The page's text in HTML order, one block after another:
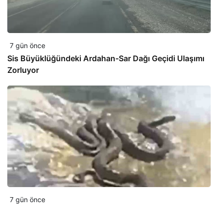
7 gün önce
Sis Büyüklüğündeki Ardahan-Sar Dağı Geçidi Ulaşımı
Zorluyor
7 gün önce